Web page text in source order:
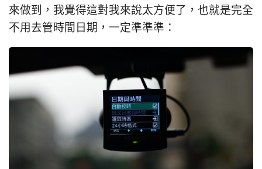
來做到，我覺得這對我來說太方便了，也就是完全
不用去管時間日期，一定準準準：